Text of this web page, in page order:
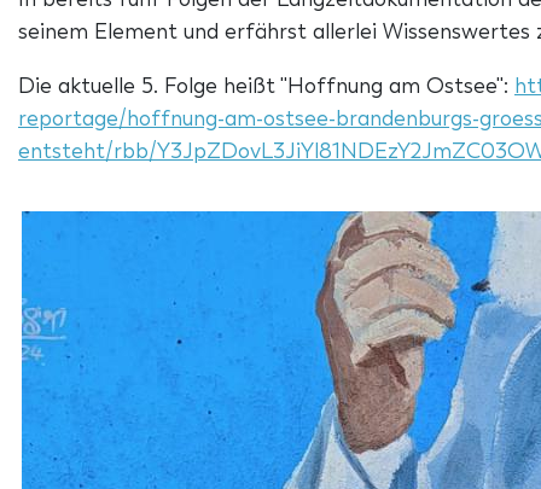
seinem Element und erfährst allerlei
Die aktuelle 5. Folge heißt "Hoffnung am Ostsee":
reportage/hoffnung-am-ostsee-brandenburgs-
entsteht/rbb/